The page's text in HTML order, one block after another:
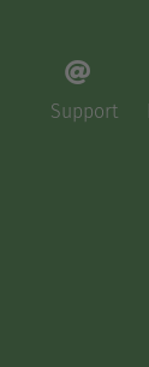
Support